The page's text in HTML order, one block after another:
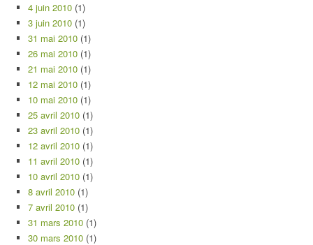
4 juin 2010 (1)
3 juin 2010 (1)
31 mai 2010 (1)
26 mai 2010 (1)
21 mai 2010 (1)
12 mai 2010 (1)
10 mai 2010 (1)
25 avril 2010 (1)
23 avril 2010 (1)
12 avril 2010 (1)
11 avril 2010 (1)
10 avril 2010 (1)
8 avril 2010 (1)
7 avril 2010 (1)
31 mars 2010 (1)
30 mars 2010 (1)